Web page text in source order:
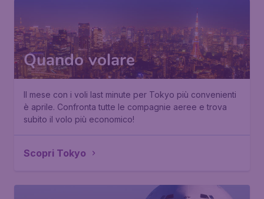
Quando volare
Il mese con i voli last minute per Tokyo più convenienti
è aprile. Confronta tutte le compagnie aeree e trova
subito il volo più economico!
Scopri Tokyo